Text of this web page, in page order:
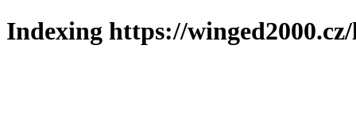
Indexing https://